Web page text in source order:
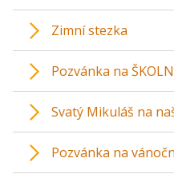
Zimní stezka
Pozvánka na
Svatý Mikuláš na
Pozvánka na